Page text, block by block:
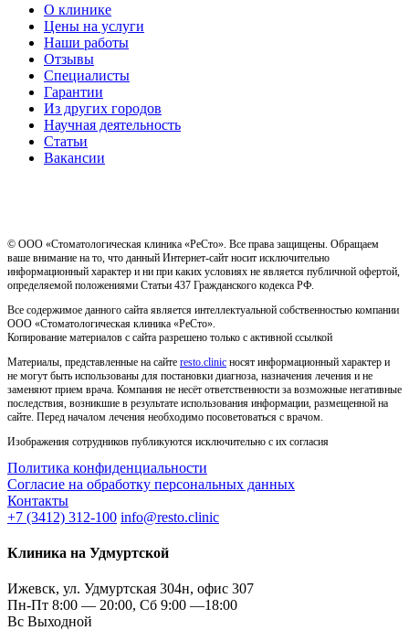
О клинике
Цены на услуги
Наши работы
Отзывы
Специалисты
Гарантии
Из других городов
Научная деятельность
Статьи
Вакансии
© ООО «Стоматологическая клиника «РеСто». Все права защищены. Обращаем
ваше внимание на то, что данный Интернет-сайт носит исключительно
информационный характер и ни при каких условиях не является публичной офертой,
определяемой положениями Статьи 437 Гражданского кодекса РФ.
Все содержимое данного сайта является интеллектуальной собственностью компании
ООО «Стоматологическая клиника «РеСто».
Копирование материалов с сайта разрешено только с активной ссылкой
Материалы, представленные на сайте resto.clinic носят информационный характер и
не могут быть использованы для постановки диагноза, назначения лечения и не
заменяют прием врача. Компания не несёт ответственности за возможные негативные
последствия, возникшие в результате использования информации, размещенной на
сайте. Перед началом лечения необходимо посоветоваться с врачом.
Изображения сотрудников публикуются исключительно с их согласия
Политика конфиденциальности
Согласие на обработку персональных данных
Контакты
+7 (3412) 312-100 info@resto.clinic
Клиника на Удмуртской
Ижевск, ул. Удмуртская 304н, офис 307
Пн-Пт 8:00 — 20:00, Сб 9:00 —18:00
Вс Выходной